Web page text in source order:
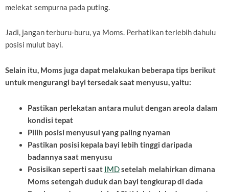
melekat sempurna pada puting.
Jadi, jangan terburu-buru, ya Moms. Perhatikan terlebih dahulu
posisi mulut bayi.
Selain itu, Moms juga dapat melakukan beberapa tips berikut
untuk mengurangi bayi tersedak saat menyusu, yaitu:
Pastikan perlekatan antara mulut dengan areola dalam
kondisi tepat
Pilih posisi menyusui yang paling nyaman
Pastikan posisi kepala bayi lebih tinggi daripada
badannya saat menyusu
Posisikan seperti saat IMDsetelah melahirkan dimana
Moms setengah duduk dan bayi tengkurap di dada